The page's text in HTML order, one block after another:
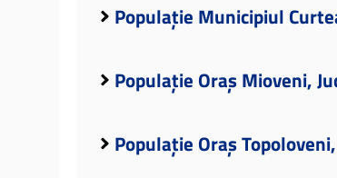
Populație Municipiul
Populație Oraș Mioveni,
Populație Oraș